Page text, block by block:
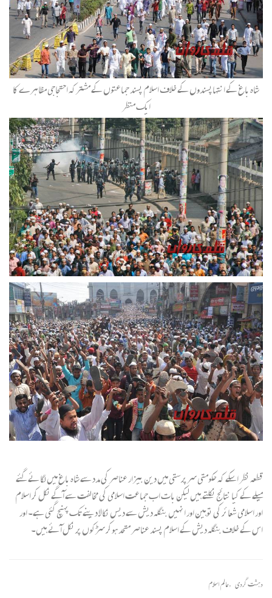
شاہ باغ کے انتہاپسندوں کے خلاف اسلام پسند جماعتوں کے مشترکہ احتجاجی مظاہرے کا
ایک منظر
قطعہ نظر اسکے کہ حکومتی سرپرستی میں دین بیزار عناصر کی مدد سے شاہ باغ میں لگائے گئے
میلے کے کیا نتائج نکلتے ہیں لیکن بات اب جماعت اسلامی کی مخالفت سے آگے نکل کر اسلام
اور اسلامی شعائر کی توہین اور انہیں بنگلہ دیش سے دیس نکالا دینے تک پہنچ گئی ہے۔ اور
اس کے خلاف بنگلہ دیش کے اسلام پسند عناصر متحد ہوکر سڑکوں پر نکل آئے ہیں۔
دہشت گردی ,عالم اسلام